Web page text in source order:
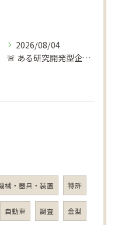
2026/08/04
🚨 ある研究開発型企業の失敗談…
械・器具・装置 特許
自動車 調査 金型